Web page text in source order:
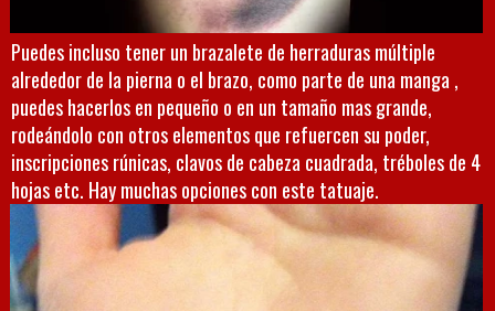
Puedes incluso tener un brazalete de herraduras múltiple
alrededor de la pierna o el brazo, como parte de una manga ,
puedes hacerlos en pequeño o en un tamaño mas grande,
rodeándolo con otros elementos que refuercen su poder,
inscripciones rúnicas, clavos de cabeza cuadrada, tréboles de 4
hojas etc. Hay muchas opciones con este tatuaje.